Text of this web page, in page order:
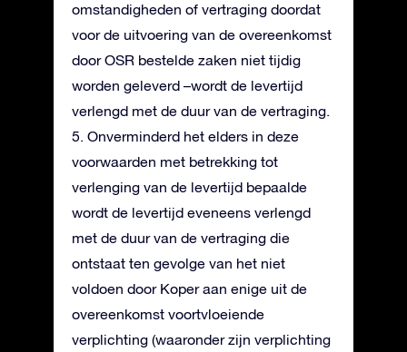
omstandigheden of vertraging doordat
voor de uitvoering van de overeenkomst
door OSR bestelde zaken niet tijdig
worden geleverd –wordt de levertijd
verlengd met de duur van de vertraging.
5. Onverminderd het elders in deze
voorwaarden met betrekking tot
verlenging van de levertijd bepaalde
wordt de levertijd eveneens verlengd
met de duur van de vertraging die
ontstaat ten gevolge van het niet
voldoen door Koper aan enige uit de
overeenkomst voortvloeiende
verplichting (waaronder zijn verplichting